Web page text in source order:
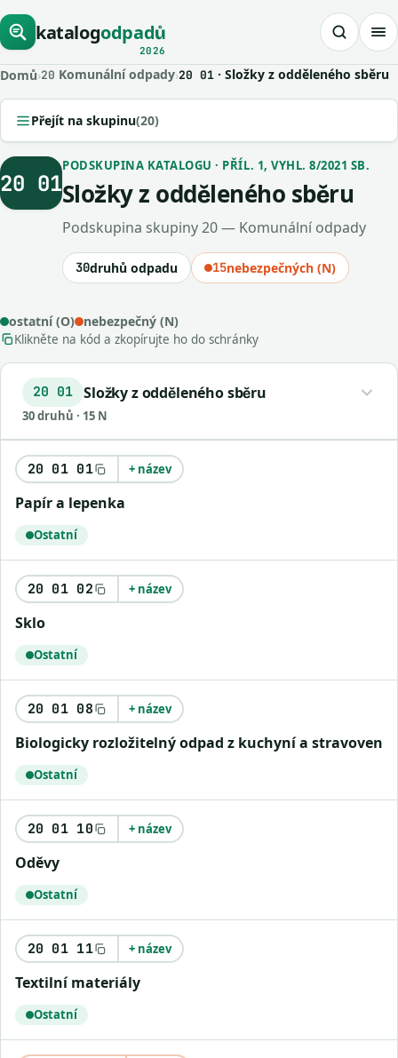
katalogodpadů
2026
Domů›20 Komunální odpady›20 01 · Složky z odděleného sběru
Přejít na skupinu(20)
20 01
PODSKUPINA KATALOGU · PŘÍL. 1, VYHL. 8/2021 SB.
Složky z odděleného sběru
Podskupina skupiny 20 — Komunální odpady
30druhů odpadu 15nebezpečných (N)
ostatní (O) nebezpečný (N)
Klikněte na kód a zkopírujte ho do schránky
20 01 Složky z odděleného sběru
30 druhů · 15 N
20 01 01 + název
Papír a lepenka
Ostatní
20 01 02 + název
Sklo
Ostatní
20 01 08 + název
Biologicky rozložitelný odpad z kuchyní a stravoven
Ostatní
20 01 10 + název
Oděvy
Ostatní
20 01 11 + název
Textilní materiály
Ostatní